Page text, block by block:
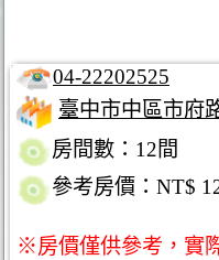
04-22202525
臺中市中區市府
房間數：12間
參考房價：NT$
※房價僅供參考，實